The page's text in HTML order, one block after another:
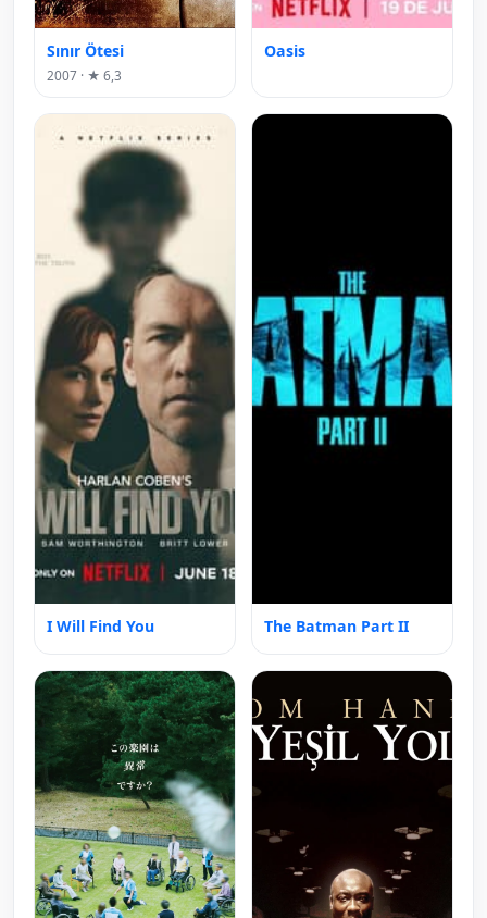
Sınır Ötesi
2007 · ★ 6,3
Oasis
I Will Find You The Batman Part II